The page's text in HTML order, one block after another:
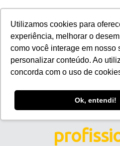
Utilizamos cookies para
experiência, melhorar o
como você interage em nosso
personalizar conteúdo. Ao
concorda com o uso de
Ok, entendi!
🏢 TÉCNICO EM
A
com